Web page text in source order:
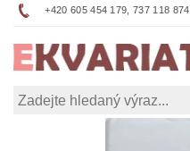
+420 605 454 179, 737 118 874